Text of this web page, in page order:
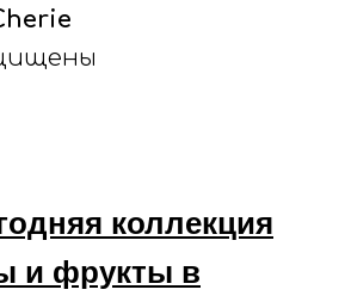
коллекция
и фрукты в